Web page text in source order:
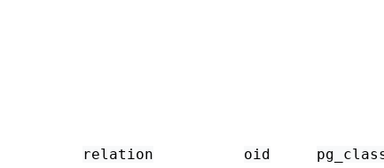
relation oid